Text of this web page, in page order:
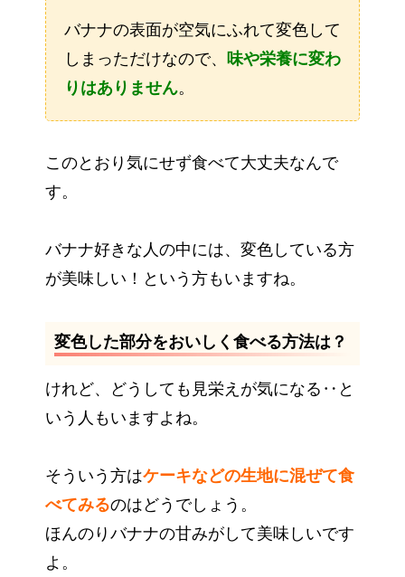
バナナの表面が空気にふれて変色して
しまっただけなので、 味や栄養に変わ
りはありません。
このとおり気にせず食べて大丈夫なんで
す。
バナナ好きな人の中には、変色している方
が美味しい！という方もいますね。
変色した部分をおいしく食べる方法は？
けれど、どうしても見栄えが気になる‥と
いう人もいますよね。
そういう方はケーキなどの生地に混ぜて食
べてみるのはどうでしょう。
ほんのりバナナの甘みがして美味しいです
よ。